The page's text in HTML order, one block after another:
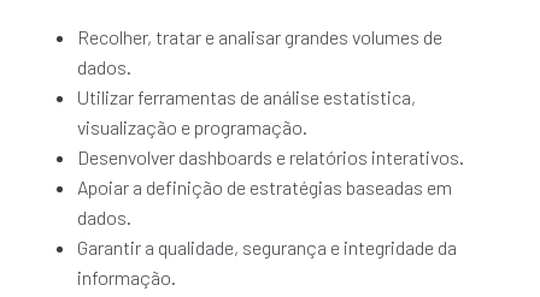
Recolher, tratar e analisar grandes volumes de
dados.
Utilizar ferramentas de análise estatística,
visualização e programação.
Desenvolver dashboards e relatórios interativos.
Apoiar a definição de estratégias baseadas em
dados.
Garantir a qualidade, segurança e integridade da
informação.